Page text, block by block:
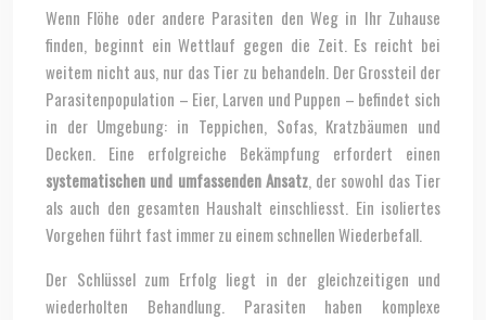
Wenn Flöhe oder andere Parasiten den Weg in Ihr Zuhause
finden, beginnt ein Wettlauf gegen die Zeit. Es reicht bei
weitem nicht aus, nur das Tier zu behandeln. Der Grossteil der
Parasitenpopulation – Eier, Larven und Puppen – befindet sich
in der Umgebung: in Teppichen, Sofas, Kratzbäumen und
Decken. Eine erfolgreiche Bekämpfung erfordert einen
systematischen und umfassenden Ansatz, der sowohl das Tier
als auch den gesamten Haushalt einschliesst. Ein isoliertes
Vorgehen führt fast immer zu einem schnellen Wiederbefall.
Der Schlüssel zum Erfolg liegt in der gleichzeitigen und
wiederholten Behandlung. Parasiten haben komplexe